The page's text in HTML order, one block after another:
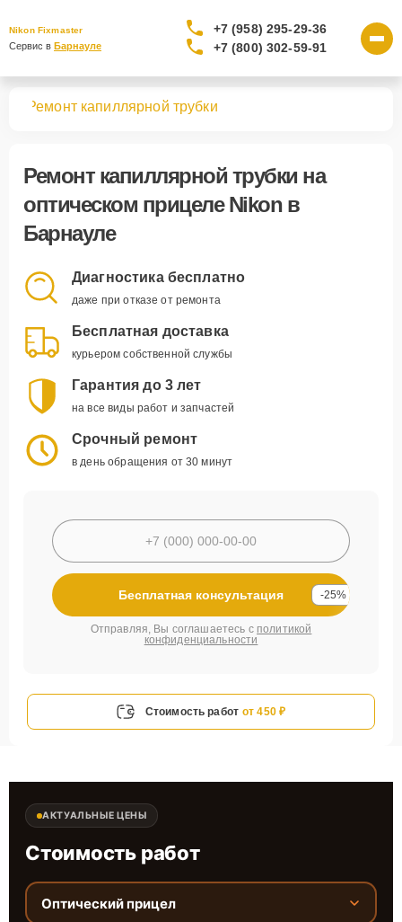
Nikon Fixmaster
Сервис в Барнауле
+7 (958) 295-29-36
+7 (800) 302-59-91
Ремонт капиллярной трубки
Ремонт капиллярной трубки на
оптическом прицеле Nikon в
Барнауле
Диагностика бесплатно
даже при отказе от ремонта
Бесплатная доставка
курьером собственной службы
Гарантия до 3 лет
на все виды работ и запчастей
Срочный ремонт
в день обращения от 30 минут
Бесплатная консультация -25%
Отправляя, Вы соглашаетесь с политикой
конфиденциальности
Стоимость работ от 450 ₽
АКТУАЛЬНЫЕ ЦЕНЫ
Стоимость работ
Оптический прицел